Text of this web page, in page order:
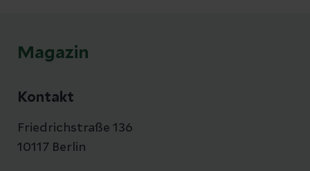
Magazin
Kontakt
Friedrichstraße 136
10117 Berlin